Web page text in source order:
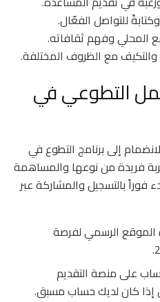
التطوعي في
إلى برنامج التطوع في
تجربة فريدة من نوعها والمساهمة
فوراً بالتسجيل والمشاركة عبر
الموقع الرسمي لفرصة
على منصة التقديم
إذا كان لديك حساب مسبق.